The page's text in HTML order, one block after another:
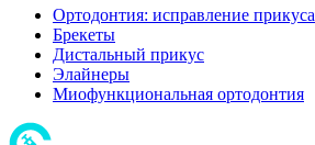
Ортодонтия: исправление прикуса
Брекеты
Дистальный прикус
Элайнеры
Миофункциональная ортодонтия